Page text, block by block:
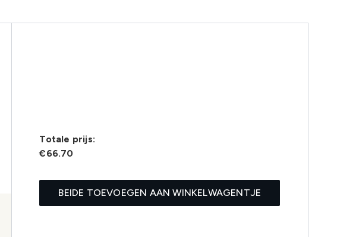
Totale prijs:
€66.70
BEIDE TOEVOEGEN AAN WINKELWAGENTJE